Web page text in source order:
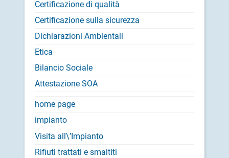
Certificazione di qualità
Certificazione sulla sicurezza
Dichiarazioni Ambientali
Etica
Bilancio Sociale
Attestazione SOA
home page
impianto
Visita all\’Impianto
Rifiuti trattati e smaltiti